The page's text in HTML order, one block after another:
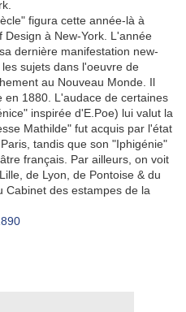
figura cette année-là à
Design à New-York. L'année
dernière manifestation new-
sujets dans l'oeuvre de
au Nouveau Monde. Il
en 1880. L'audace de certaines
inspirée d'E.Poe) lui valut la
Mathilde" fut acquis par l'état
tandis que son "Iphigénie"
français. Par ailleurs, on voit
de Lyon, de Pontoise & du
Cabinet des estampes de la